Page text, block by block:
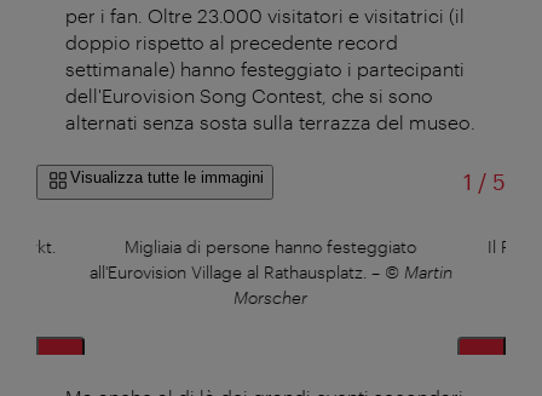
per i fan. Oltre 23.000 visitatori e visitatrici (il
doppio rispetto al precedente record
settimanale) hanno festeggiato i partecipanti
dell'Eurovision Song Contest, che si sono
alternati senza sosta sulla terrazza del museo.
Visualizza tutte le immagini 1 /di
5
Migliaia di persone hanno festeggiato
all'Eurovision Village al Rathausplatz. – © Martin
Morscher
Il